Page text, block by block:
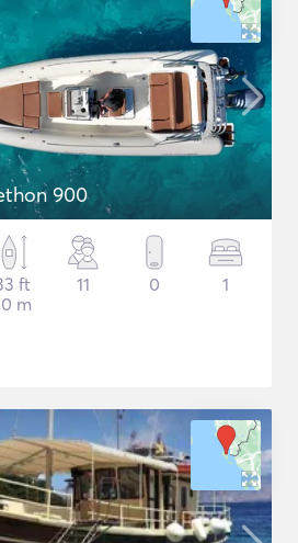
900
ft
m
11 0 1